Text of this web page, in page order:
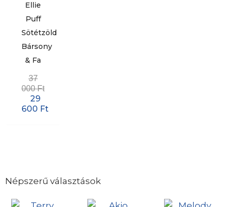
Ellie
Puff
Sötétzöld
Bársony
& Fa
37
000Ft
29
600 Ft
Népszerű választások